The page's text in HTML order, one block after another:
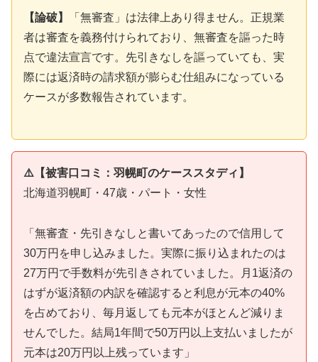
【論破】
「無審査」は法律上あり得ません。正規業
者は審査を義務付けられており、無審査を謳った時
点で違法宣言です。先引きなしを謳っていても、実
際には返済時の請求額が膨らむ仕組みになっている
ケースが多数報告されています。
⚠️【被害口コミ：羽幌町のケーススタディ】
北海道羽幌町・47歳・パート・女性
「無審査・先引きなしと書いてあったので信用して
30万円を申し込みました。実際に振り込まれたのは
27万円で手数料が先引きされていました。月1返済の
はずが返済額の内訳を確認すると利息が元本の40%
を占めており、毎月返しても元本がほとんど減りま
せんでした。結局1年間で50万円以上支払いましたが
元本は20万円以上残っています」